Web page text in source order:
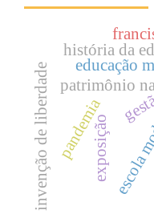
história da
invenção de liberdade patrimônio
exposição
pandemia
educação